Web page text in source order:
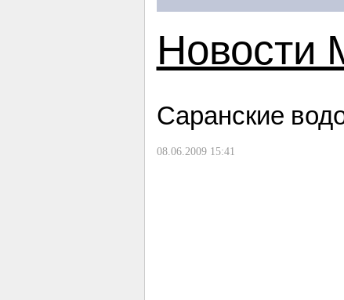
Новости
Саранские
08.06.2009 15:41